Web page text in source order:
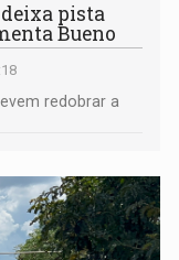
deixa pista
Bueno
redobrar a